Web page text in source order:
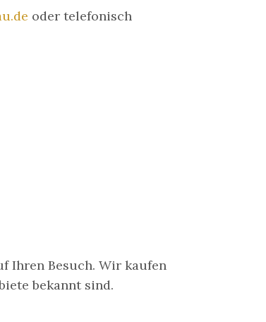
oder telefonisch
Ihren Besuch. Wir kaufen
bekannt sind.